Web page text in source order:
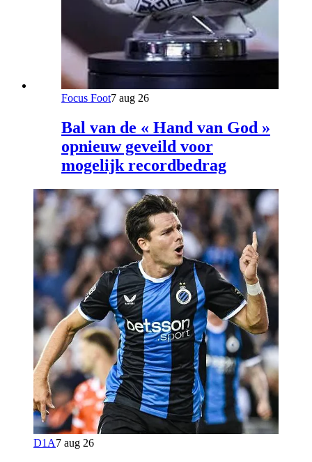
Focus Foot7 aug 26
Bal van de « Hand van God »
opnieuw geveild voor
mogelijk recordbedrag
D1A7 aug 26